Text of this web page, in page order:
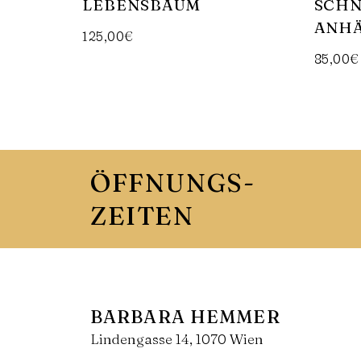
LEBENSBAUM
125,00€
85,00€
ÖFFNUNGS-
ZEITEN
BARBARA HEMMER
Lindengasse 14, 1070 Wien